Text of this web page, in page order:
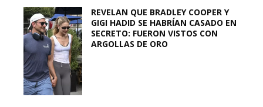
REVELAN QUE BRADLEY COOPER Y
GIGI HADID SE HABRÍAN CASADO EN
SECRETO: FUERON VISTOS CON
ARGOLLAS DE ORO